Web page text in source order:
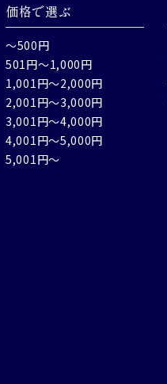
価格で選ぶ
～500円
501円～1,000円
1,001円～2,000円
2,001円～3,000円
3,001円～4,000円
4,001円～5,000円
5,001円～